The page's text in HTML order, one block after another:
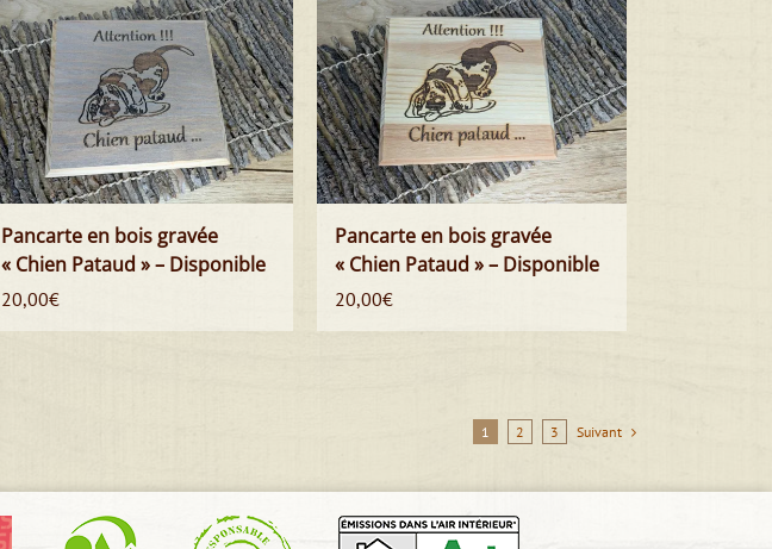
Pancarte en bois gravée
« Chien Pataud » – Disponible
20,00€
Pancarte en bois gravée
« Chien Pataud » – Disponible
20,00€
1 2 3 Suivant